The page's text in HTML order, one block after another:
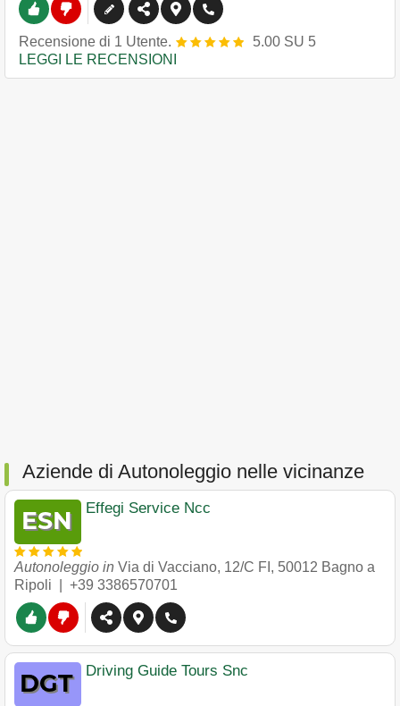
Recensione di 1 Utente. 5.00 SU 5
LEGGI LE RECENSIONI
Aziende di Autonoleggio nelle vicinanze
Effegi Service Ncc
Autonoleggio in Via di Vacciano, 12/C FI , 50012 Bagno a
Ripoli
+39 3386570701
Driving Guide Tours Snc